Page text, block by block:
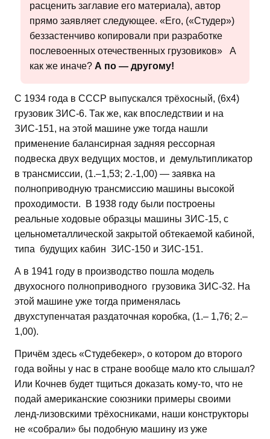
расценить заглавие его материала), автор
прямо заявляет следующее. «Его, («Студер»)
беззастенчиво копировали при разработке
послевоенных отечественных грузовиков» А
как же иначе? А по — другому!
С 1934 года в СССР выпускался трёхосный, (6х4)
грузовик ЗИС-6. Так же, как впоследствии и на
ЗИС-151, на этой машине уже тогда нашли
применение балансирная задняя рессорная
подвеска двух ведущих мостов, и демультипликатор
в трансмиссии, (1.–1,53; 2.-1,00) — заявка на
полноприводную трансмиссию машины высокой
проходимости. В 1938 году были построены
реальные ходовые образцы машины ЗИС-15, с
цельнометаллической закрытой обтекаемой кабиной,
типа будущих кабин ЗИС-150 и ЗИС-151.
А в 1941 году в производство пошла модель
двухосного полноприводного грузовика ЗИС-32. На
этой машине уже тогда применялась
двухступенчатая раздаточная коробка, (1.– 1,76; 2.–
1,00).
Причём здесь «Студебекер», о котором до второго
года войны у нас в стране вообще мало кто слышал?
Или Кочнев будет тщиться доказать кому-то, что не
подай американские союзники примеры своими
ленд-лизовскими трёхосниками, наши конструкторы
не «собрали» бы подобную машину из уже